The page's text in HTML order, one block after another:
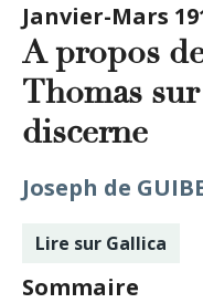
Janvier-Mars
A propos
Thomas
discerne
Joseph de
Lire sur Gallica
Sommaire